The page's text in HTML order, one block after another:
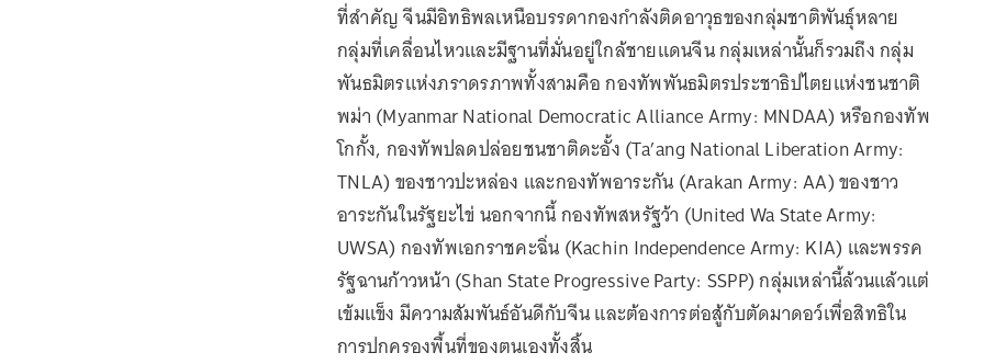
ที่สำคัญ จีนมีอิทธิพลเหนือบรรดากองกำลังติดอาวุธของกลุ่มชาติพันธุ์หลาย
กลุ่มที่เคลื่อนไหวและมีฐานที่มั่นอยู่ใกล้ชายแดนจีน กลุ่มเหล่านั้นก็รวมถึง กลุ่ม
พันธมิตรแห่งภราดรภาพทั้งสามคือ กองทัพพันธมิตรประชาธิปไตยแห่งชนชาติ
พม่า (Myanmar National Democratic Alliance Army: MNDAA) หรือกองทัพ
โกกั้ง, กองทัพปลดปล่อยชนชาติดะอั้ง (Ta’ang National Liberation Army:
TNLA) ของชาวปะหล่อง และกองทัพอาระกัน (Arakan Army: AA) ของชาว
อาระกันในรัฐยะไข่ นอกจากนี้ กองทัพสหรัฐว้า (United Wa State Army:
UWSA) กองทัพเอกราชคะฉิ่น (Kachin Independence Army: KIA) และพรรค
รัฐฉานก้าวหน้า (Shan State Progressive Party: SSPP) กลุ่มเหล่านี้ล้วนแล้วแต่
เข้มแข็ง มีความสัมพันธ์อันดีกับจีน และต้องการต่อสู้กับตัดมาดอว์เพื่อสิทธิใน
การปกครองพื้นที่ของตนเองทั้งสิ้น